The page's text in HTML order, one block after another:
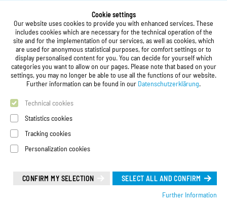
Cookie settings
Our website uses cookies to provide you with enhanced services. These
includes cookies which are necessary for the technical operation of the
site and for the implementation of our services, as well as cookies, which
are used for anonymous statistical purposes, for comfort settings or to
display personalised content for you. You can decide for yourself which
categories you want to allow on our pages. Please note that based on your
settings, you may no longer be able to use all the functions of our website.
Further information can be found in our Datenschutzerklärung.
Technical cookies
Statistics cookies
Tracking cookies
Personalization cookies
SELECT ALL AND CONFIRM
CONFIRM MY SELECTION
Further Information
Studierendenwerk Vorderpfalz
Studierendenwerk Vorderpfalz
Public Body
Xylanderstraße 17
76829 Landau in der Pfalz
Phone:+49 6341 9179 0
Fax: +49 (0)6341 9179 16
E-Mail:
Follow us on
Leichte Sprache (Deutsch)